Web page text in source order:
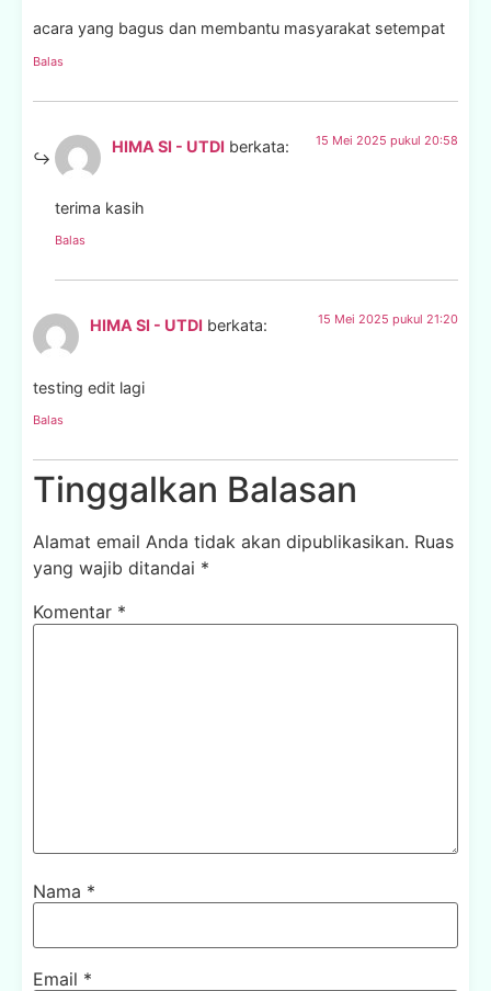
acara yang bagus dan membantu masyarakat setempat
Balas
HIMA SI - UTDI berkata: 15 Mei 2025 pukul 20:58
terima kasih
Balas
HIMA SI - UTDI berkata: 15 Mei 2025 pukul 21:20
testing edit lagi
Balas
Tinggalkan Balasan
Alamat email Anda tidak akan dipublikasikan. Ruas
yang wajib ditandai *
Komentar *
Nama *
Email *